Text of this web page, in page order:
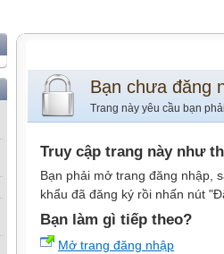
Bạn chưa đăng
Trang này yêu cầu bạn
Truy cập trang này như
Bạn phải mở trang đăng nhập,
khẩu đã đăng ký rồi nhấn nút
Bạn làm gì tiếp theo?
Mở trang đăng nhập